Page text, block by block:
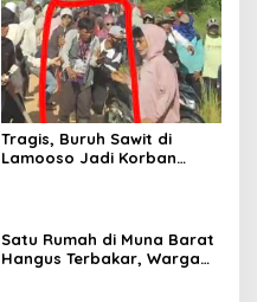
Tragis, Buruh Sawit di
Lamooso Jadi Korban
Satu Rumah di Muna Barat
Hangus Terbakar, Warga